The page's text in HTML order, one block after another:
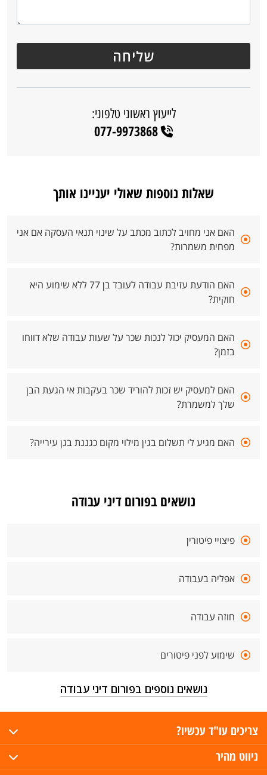
לייעוץ ראשוני טלפוני:
077-9973868
שאלות נוספות שאולי יעניינו אותך
האם אני מחויב לכתוב מכתב על שינוי תנאי העסקה אם אני
מפחית משמרות?
האם הודעת עזיבת עבודה לעובד בן 77 ללא שימוע היא
חוקית?
האם המעסיק יכול לנכות שכר על שעות עבודה שלא דווחו
בזמן?
האם למעסיק יש זכות להוריד שכר בעקבות אי הגעת הבן
שלך למשמרת?
האם מגיע לי תשלום בגין מילוי מקום כגננת בגן עירייה?
נושאים בפורום דיני עבודה
פיצויי פיטורין
אפליה בעבודה
חוזה עבודה
שימוע לפני פיטורים
נושאים נוספים בפורום דיני עבודה
צריכים עו"ד עכשיו?
ניווט מהיר